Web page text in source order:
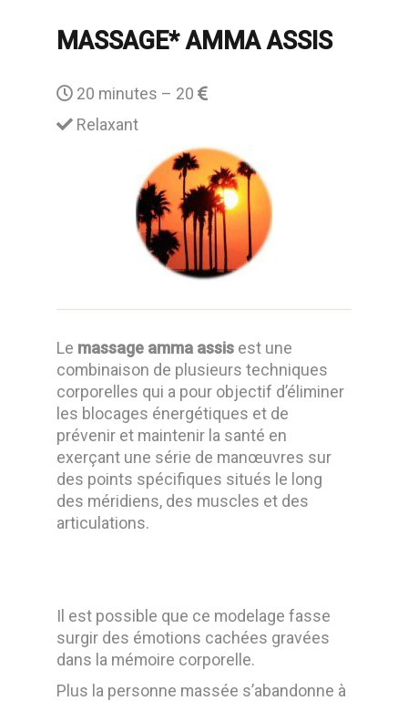
MASSAGE* AMMA ASSIS
20 minutes – 20
Relaxant
Le massage amma assis est une
combinaison de plusieurs techniques
corporelles qui a pour objectif d’éliminer
les blocages énergétiques et de
prévenir et maintenir la santé en
exerçant une série de manœuvres sur
des points spécifiques situés le long
des méridiens, des muscles et des
articulations.
Il est possible que ce modelage fasse
surgir des émotions cachées gravées
dans la mémoire corporelle.
Plus la personne massée s’abandonne à